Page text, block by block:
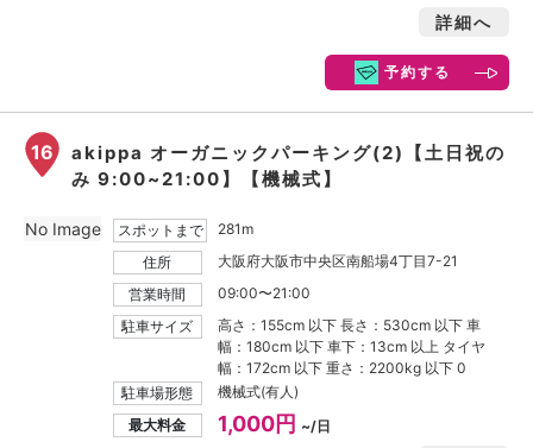
詳細へ
予約する
16
akippa オーガニックパーキング(2)【土日祝の
み 9:00~21:00】【機械式】
スポットまで
281m
住所
大阪府大阪市中央区南船場4丁目7-21
営業時間
09:00〜21:00
駐車サイズ
高さ：155cm 以下 長さ：530cm 以下 車
幅：180cm 以下 車下：13cm 以上 タイヤ
幅：172cm 以下 重さ：2200kg 以下 0
駐車場形態
機械式(有人)
最大料金
1,000円 ~/日
No Image